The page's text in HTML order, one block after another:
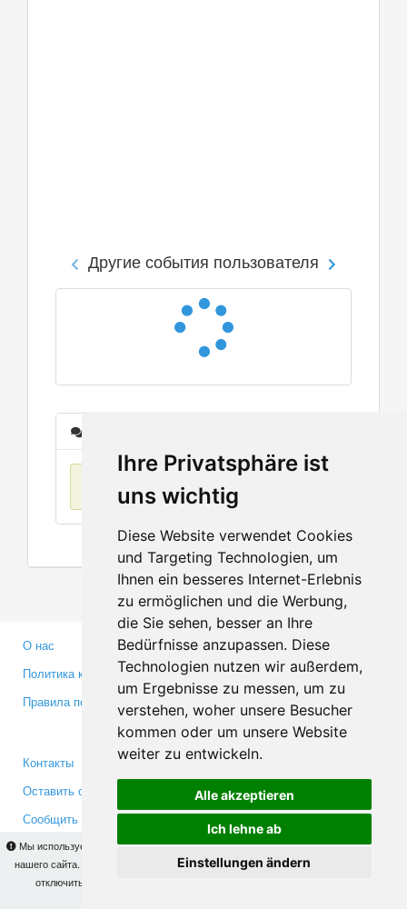
Ihre Privatsphäre ist
uns wichtig
Diese Website verwendet Cookies
und Targeting Technologien, um
Ihnen ein besseres Internet-Erlebnis
zu ermöglichen und die Werbung,
die Sie sehen, besser an Ihre
Bedürfnisse anzupassen. Diese
Technologien nutzen wir außerdem,
um Ergebnisse zu messen, um zu
verstehen, woher unsere Besucher
kommen oder um unsere Website
weiter zu entwickeln.
Alle akzeptieren
Ich lehne ab
Einstellungen ändern
Мы используем cookies для того, чтобы Вы могли использовать весь функционал
нашего сайта. На
Вы сможете узнать подробности и, при желании,
отключить использование cookies. Продолжая пользоваться сайтом, Вы
Другие события пользователя
О нас
Политика конфиденциальности
Правила пользования
Партнерам
Инвесторам
Медиа
Контакты
Оставить отзыв
Сообщить об ошибке
Facebook
Twitter
YouTube
Google+